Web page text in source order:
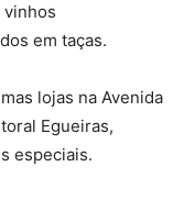
vinhos
em taças.
lojas na Avenida
Egueiras,
especiais.